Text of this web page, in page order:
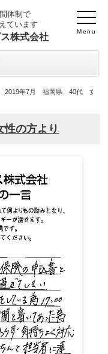
Menu
体制で
ています
株式会社
2019年7月 福岡県 40代 女性
の方より